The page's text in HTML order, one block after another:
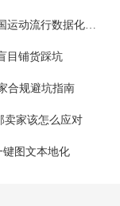
流行数据化消费
目铺货踩坑
合规避坑指南
卖家该怎么应对
键图文本地化